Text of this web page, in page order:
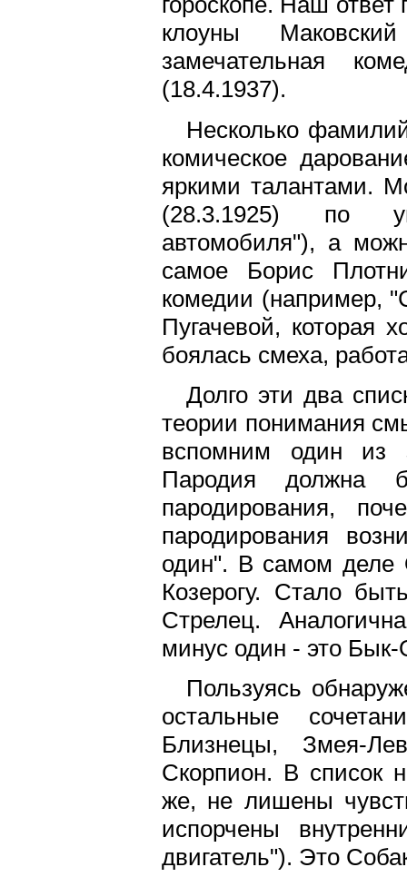
клоуны
замечательная
(18.4.1937).
Несколько
комическое
яркими талантами.
(28.3.1925) по
автомобиля"), а
самое Борис
комедии (например,
Пугачевой, которая
боялась смеха,
Долго эти два
теории понимания
вспомним один из
Пародия должна
пародирования,
пародирования
один". В самом деле
Козерогу. Стало
Стрелец.
минус один - это
Пользуясь
остальные
Близнецы, Змея-
Скорпион. В список
же, не лишены
испорчены
двигатель"). Это